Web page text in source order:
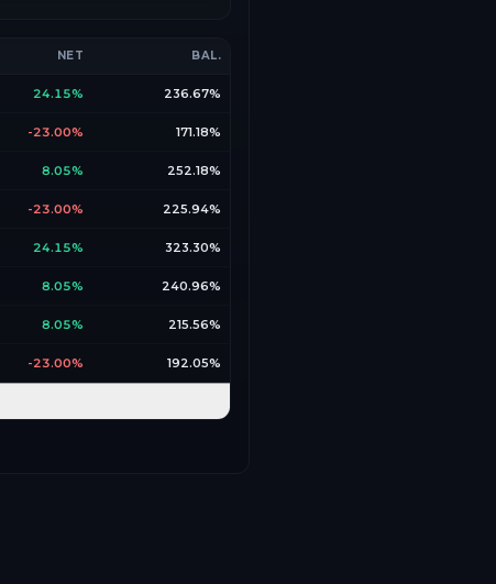
NET BAL.
24.15% 236.67%
-23.00% 171.18%
8.05% 252.18%
-23.00% 225.94%
24.15% 323.30%
8.05% 240.96%
8.05% 215.56%
-23.00% 192.05%